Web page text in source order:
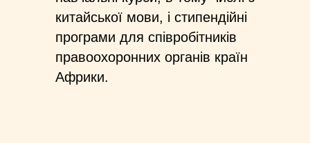
китайської мови, і стипендійні
програми для співробітників
правоохоронних органів країн
Африки.